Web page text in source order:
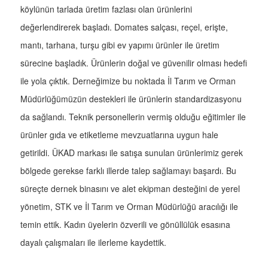
köylünün tarlada üretim fazlası olan ürünlerini
değerlendirerek başladı. Domates salçası, reçel, erişte,
mantı, tarhana, turşu gibi ev yapımı ürünler ile üretim
sürecine başladık. Ürünlerin doğal ve güvenilir olması hedefi
ile yola çıktık. Derneğimize bu noktada İl Tarım ve Orman
Müdürlüğümüzün destekleri ile ürünlerin standardizasyonu
da sağlandı. Teknik personellerin vermiş olduğu eğitimler ile
ürünler gıda ve etiketleme mevzuatlarına uygun hale
getirildi. ÜKAD markası ile satışa sunulan ürünlerimiz gerek
bölgede gerekse farklı illerde talep sağlamayı başardı. Bu
süreçte dernek binasını ve alet ekipman desteğini de yerel
yönetim, STK ve İl Tarım ve Orman Müdürlüğü aracılığı ile
temin ettik. Kadın üyelerin özverili ve gönüllülük esasına
dayalı çalışmaları ile ilerleme kaydettik.